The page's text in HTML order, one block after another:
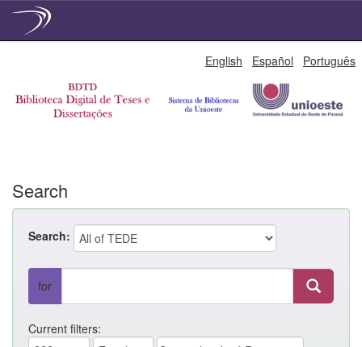
English Español Português
Search
Search:
for
Current filters: